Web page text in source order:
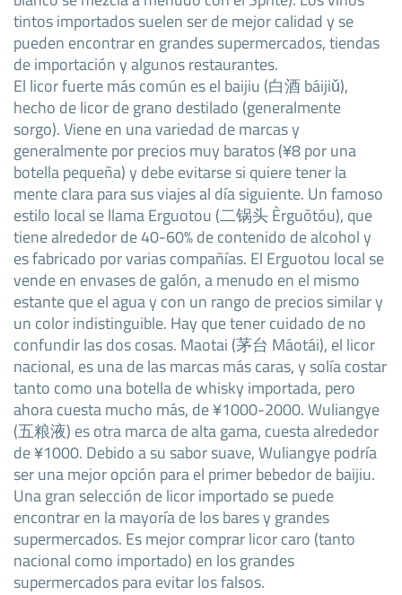
tintos importados suelen ser de mejor calidad y se
pueden encontrar en grandes supermercados, tiendas
de importación y algunos restaurantes.
El licor fuerte más común es el baijiu (白酒 báijiǔ),
hecho de licor de grano destilado (generalmente
sorgo). Viene en una variedad de marcas y
generalmente por precios muy baratos (¥8 por una
botella pequeña) y debe evitarse si quiere tener la
mente clara para sus viajes al día siguiente. Un famoso
estilo local se llama Erguotou (二锅头 Èrguōtóu), que
tiene alrededor de 40-60% de contenido de alcohol y
es fabricado por varias compañías. El Erguotou local se
vende en envases de galón, a menudo en el mismo
estante que el agua y con un rango de precios similar y
un color indistinguible. Hay que tener cuidado de no
confundir las dos cosas. Maotai (茅台 Máotái), el licor
nacional, es una de las marcas más caras, y solía costar
tanto como una botella de whisky importada, pero
ahora cuesta mucho más, de ¥1000-2000. Wuliangye
(五粮液) es otra marca de alta gama, cuesta alrededor
de ¥1000. Debido a su sabor suave, Wuliangye podría
ser una mejor opción para el primer bebedor de baijiu.
Una gran selección de licor importado se puede
encontrar en la mayoría de los bares y grandes
supermercados. Es mejor comprar licor caro (tanto
nacional como importado) en los grandes
supermercados para evitar los falsos.